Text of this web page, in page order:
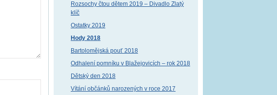
Rozsochy čtou dětem 2019 – Divadlo Zlatý
klíč
Ostatky 2019
Hody 2018
Bartolomějská pouť 2018
Odhalení pomníku v Blažejovicích – rok 2018
Dětský den 2018
Vítání občánků narozených v roce 2017